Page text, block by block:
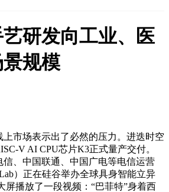
研发向工业、医
规模
市场表示出了必然的压力。进迭时空
V AI CPU芯片K3正式量产交付。
、中国联通、中国广电等电信运营
）正在硅谷举办全球具身智能立异
屏播放了一段视频：“巴菲特”身着西